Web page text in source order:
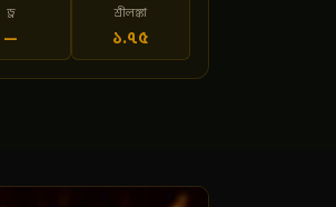
ড্র
—
শ্রীলঙ্কা
১.৭৫